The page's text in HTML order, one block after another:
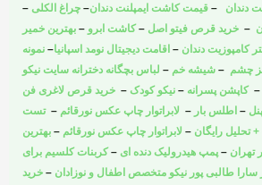
o
o
k
-
e
r
d
-
n
g
r
a
m
دندان – قیمت کاشت ایمپلنت دندان– چراغ الکلی –
– خرید قرص فیتو اصل –کاشت ابرو – بهترین خمیر
کامپوزیت دندان – اقامت دیجیتال نومد اسپانیا– نمونه
چشم – شیشه خم – لباس بچگانه دخترانه سایت نیکو
–کاپشن پسرانه – نیکو کودک – خرید قرص لاغری فن
– اطلس بار – لابراتوار چاپ عکس نورقائم –تست
تحلیل رایگان – لابراتوار چاپ عکس نورقائم – بهترین
تهران – پمپ هیدرولیک دنده ای –کربنات کلسیم برای
سارا طالبی پور نیکو متخصص اطفال و نوزادان – خرید